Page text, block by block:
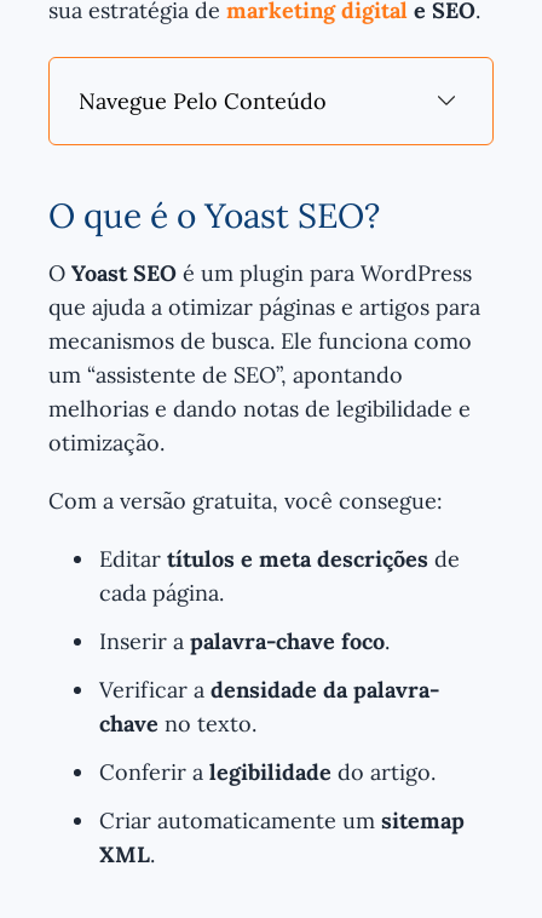
sua estratégia de marketing digital e SEO.
Navegue Pelo Conteúdo
O que é o Yoast SEO?
O Yoast SEO é um plugin para WordPress
que ajuda a otimizar páginas e artigos para
mecanismos de busca. Ele funciona como
um “assistente de SEO”, apontando
melhorias e dando notas de legibilidade e
otimização.
Com a versão gratuita, você consegue:
Editar títulos e meta descrições de
cada página.
Inserir a palavra-chave foco.
Verificar a densidade da palavra-
chave no texto.
Conferir a legibilidade do artigo.
Criar automaticamente um sitemap
XML.